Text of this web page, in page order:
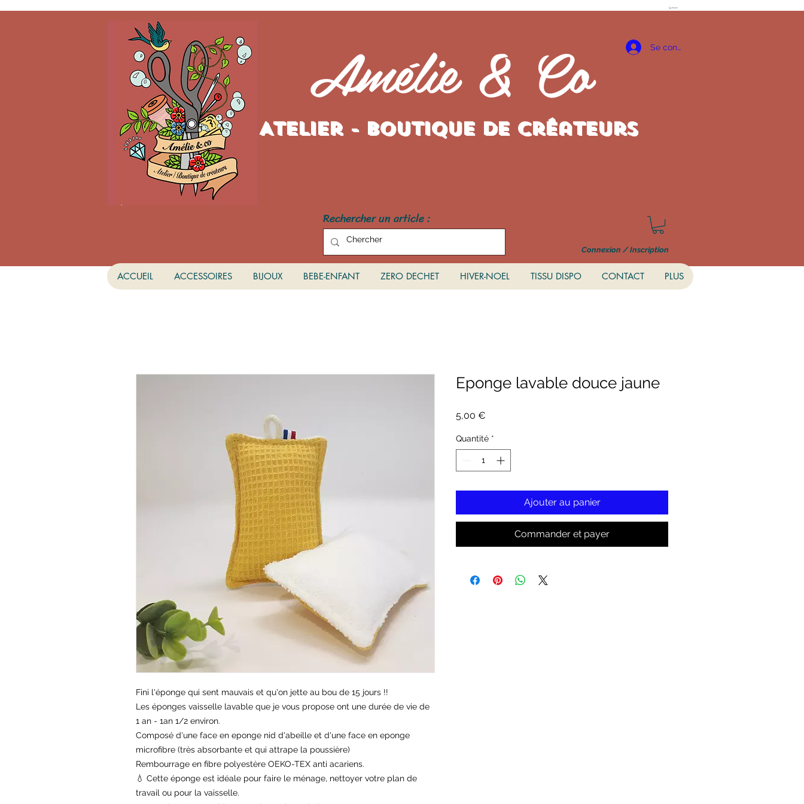
Panier
Amélie & Co
Atelier - Boutique de créateurs
Connexion / Inscription
Rechercher un article :
ACCUEIL ACCESSOIRES BIJOUX BEBE-ENFANT ZERO DECHET HIVER-NOEL TISSU DISPO CONTACT PLUS
Se connecter
Fini l'éponge qui sent mauvais et qu'on jette au bou de 15 jours !!
Les éponges vaisselle lavable que je vous propose ont une durée de vie de
1 an - 1an 1/2 environ.
Composé d'une face en eponge nid d'abeille et d'une face en eponge
microfibre (très absorbante et qui attrape la poussière)
Rembourrage en fibre polyestère OEKO-TEX anti acariens.
💧 Cette éponge est idéale pour faire le ménage, nettoyer votre plan de
travail ou pour la vaisselle.
Eponge lavable douce jaune
5,00 €
Quantité *
Ajouter au panier
Commander et payer